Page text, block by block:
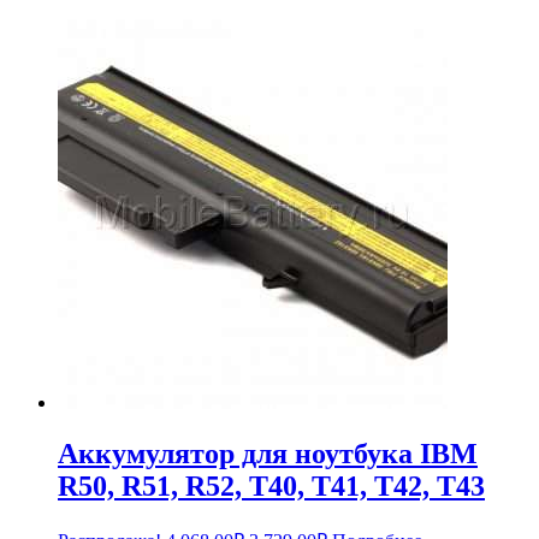
Аккумулятор для ноутбука IBM
R50, R51, R52, T40, T41, T42, T43